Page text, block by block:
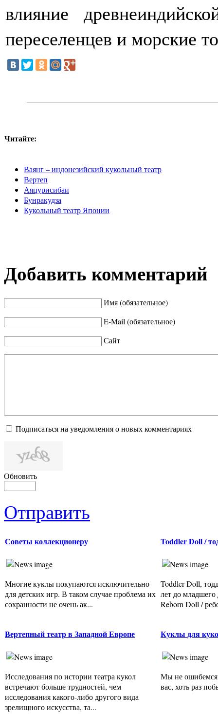
влияние
переселенцев и морские
Читайте:
Ваянг – индонезийский кукольный театр
Вертеп
Аяцурисибаи
Бунракудза
Кукольный театр Японии
Добавить комментарий
Имя (обязательное)
E-Mail (обязательное)
Сайт
Подписаться на уведомления о новых комментариях
Обновить
Отправить
Советы коллекционеру
Многие куклы покупаются исключительно
для детских игр. В таком случае проблема их
сохранности не очень ак...
Toddler Doll /
Toddler Doll,
лет до младшего
Reborn Doll /
Вертепный театр в Западной Европе
Исследования по истории театра кукол
встречают больше трудностей, чем
исследования какого-либо другого вида
зрелищного искусства, та...
Куклы для
Мы не
вас, хоть раз